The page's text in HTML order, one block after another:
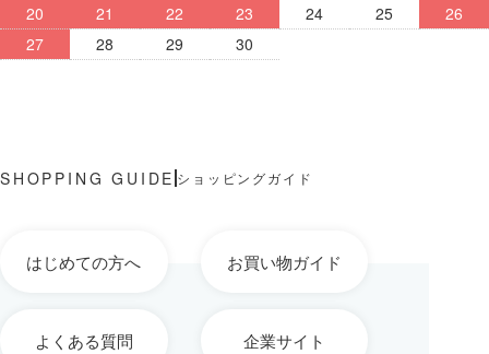
20
21 22 23 24 25
26
27
28 29 30
ショッピングガイド
はじめての方へ お買い物ガイド
よくある質問 企業サイト